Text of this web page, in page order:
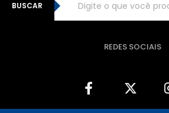
BUSCAR
REDES SOCIAIS